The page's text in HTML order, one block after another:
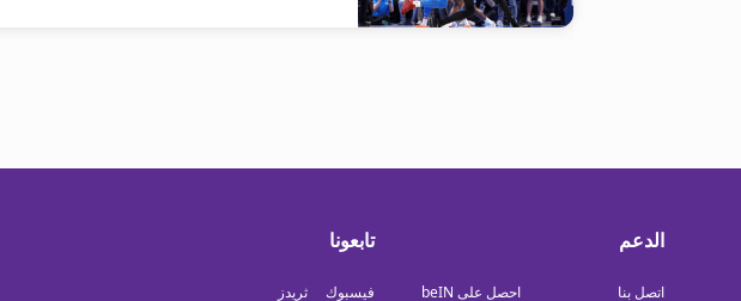
الدعم
اتصل بنا احصل على beIN
تابعونا
فيسبوك ثريدز